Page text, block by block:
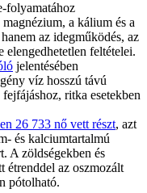
folyamatához
a kálium és a
az idegműködés, az
elengedhetetlen feltételei.
jelentésében
víz hosszú távú
ritka esetekben
26 733 nő vett részt, azt
és kalciumtartalmú
A zöldségekben és
étrenddel az oszmozált
pótolható.